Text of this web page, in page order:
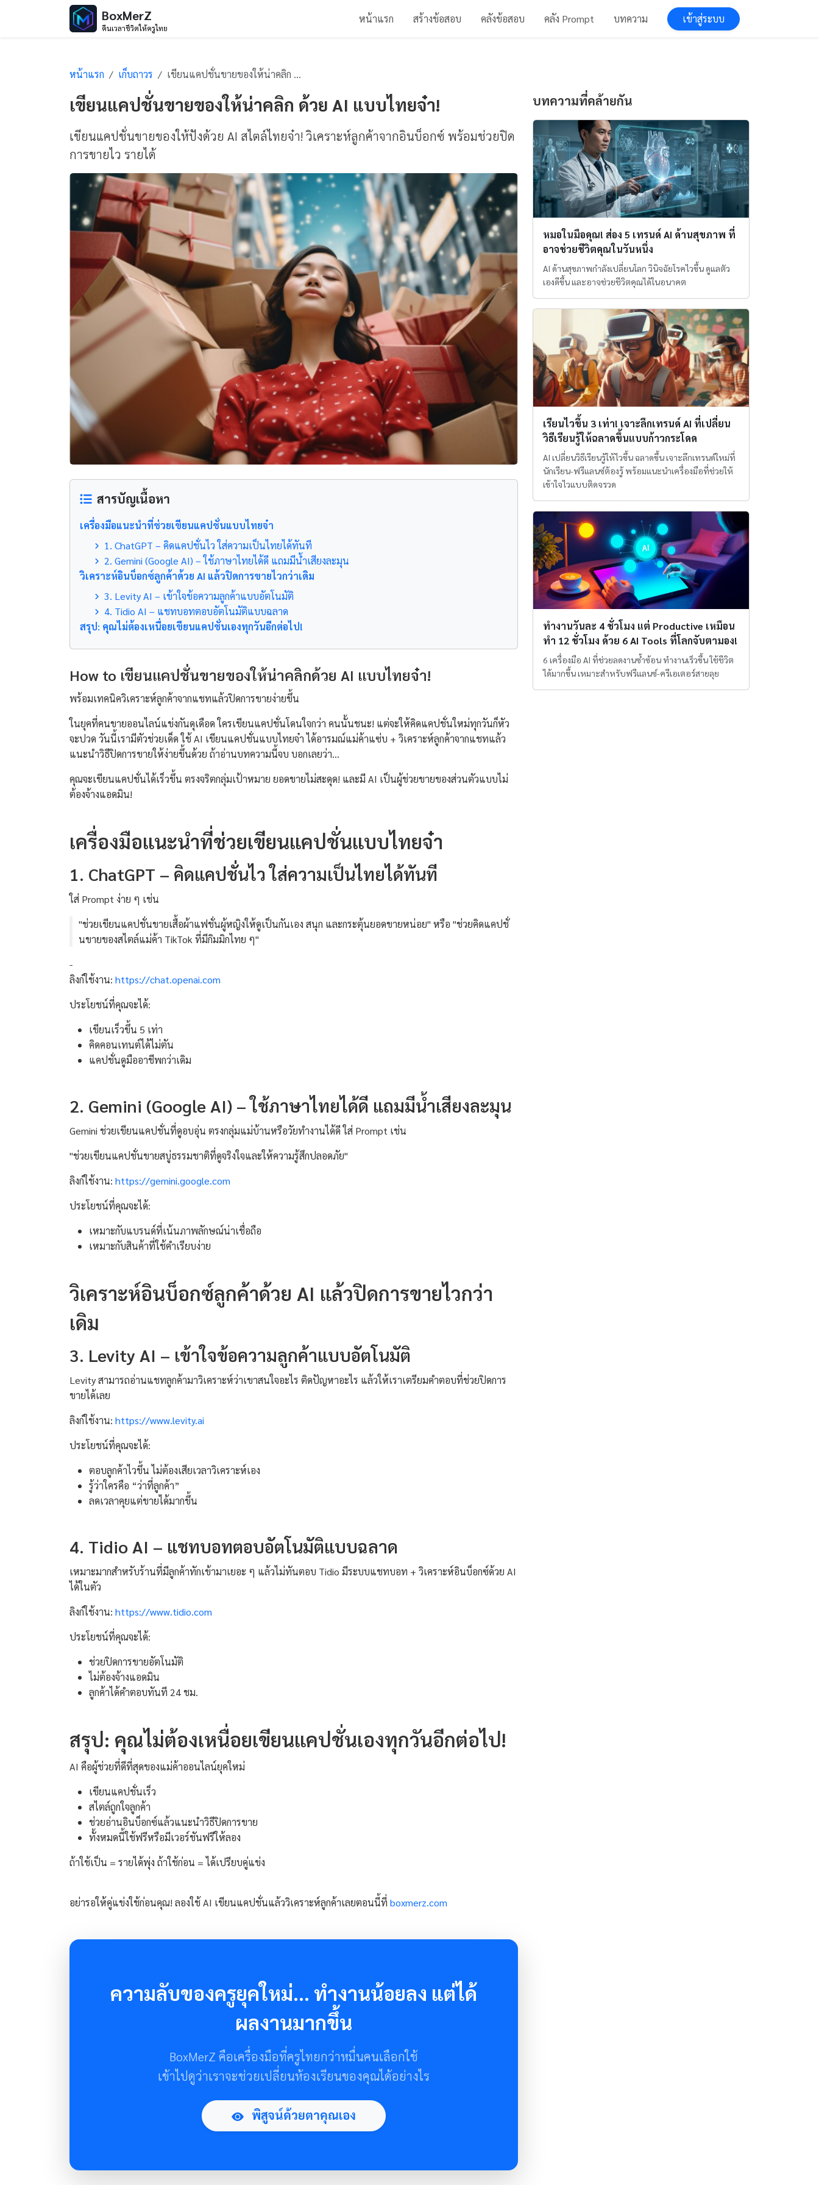
BoxMerZ
คืนเวลาชีวิตให้ครูไทย
หน้าแรก สร้างข้อสอบ คลังข้อสอบ คลัง Prompt บทความ เข้าสู่ระบบ
หน้าแรก เก็บถาวร เขียนแคปชั่นขายของให้น่าคลิก ด้วย AI แบบไทยจ๋า!
เขียนแคปชั่นขายของให้น่าคลิก ด้วย AI แบบไทยจ๋า!
เขียนแคปชั่นขายของให้ปังด้วย AI สไตล์ไทยจ๋า! วิเคราะห์ลูกค้าจากอินบ็อกซ์ พร้อมช่วยปิด
การขายไว รายได้
สารบัญเนื้อหา
เครื่องมือแนะนำที่ช่วยเขียนแคปชั่นแบบไทยจ๋า
1. ChatGPT – คิดแคปชั่นไว ใส่ความเป็นไทยได้ทันที
2. Gemini (Google AI) – ใช้ภาษาไทยได้ดี แถมมีน้ำเสียงละมุน
วิเคราะห์อินบ็อกซ์ลูกค้าด้วย AI แล้วปิดการขายไวกว่าเดิม
3. Levity AI – เข้าใจข้อความลูกค้าแบบอัตโนมัติ
4. Tidio AI – แชทบอทตอบอัตโนมัติแบบฉลาด
สรุป: คุณไม่ต้องเหนื่อยเขียนแคปชั่นเองทุกวันอีกต่อไป!
How to เขียนแคปชั่นขายของให้น่าคลิกด้วย AI แบบไทยจ๋า!
พร้อมเทคนิควิเคราะห์ลูกค้าจากแชทแล้วปิดการขายง่ายขึ้น
ในยุคที่คนขายออนไลน์แข่งกันดุเดือด ใครเขียนแคปชั่นโดนใจกว่า คนนั้นชนะ! แต่จะให้คิดแคปชั่นใหม่ทุกวันก็หัว
จะปวด วันนี้เรามีตัวช่วยเด็ด ใช้ AI เขียนแคปชั่นแบบไทยจ๋า ได้อารมณ์แม่ค้าแซ่บ + วิเคราะห์ลูกค้าจากแชทแล้ว
แนะนำวิธีปิดการขายให้ง่ายขึ้นด้วย ถ้าอ่านบทความนี้จบ บอกเลยว่า...
คุณจะเขียนแคปชั่นได้เร็วขึ้น ตรงจริตกลุ่มเป้าหมาย ยอดขายไม่สะดุด! และมี AI เป็นผู้ช่วยขายของส่วนตัวแบบไม่
ต้องจ้างแอดมิน!
เครื่องมือแนะนำที่ช่วยเขียนแคปชั่นแบบไทยจ๋า
1. ChatGPT – คิดแคปชั่นไว ใส่ความเป็นไทยได้ทันที
ใส่ Prompt ง่าย ๆ เช่น
"ช่วยเขียนแคปชั่นขายเสื้อผ้าแฟชั่นผู้หญิงให้ดูเป็นกันเอง สนุก และกระตุ้นยอดขายหน่อย" หรือ "ช่วยคิดแคปชั่
นขายของสไตล์แม่ค้า TikTok ที่มีกิมมิกไทย ๆ"
-
ลิงก์ใช้งาน: https://chat.openai.com
ประโยชน์ที่คุณจะได้:
เขียนเร็วขึ้น 5 เท่า
คิดคอนเทนต์ได้ไม่ตัน
แคปชั่นดูมืออาชีพกว่าเดิม
2. Gemini (Google AI) – ใช้ภาษาไทยได้ดี แถมมีน้ำเสียงละมุน
Gemini ช่วยเขียนแคปชั่นที่ดูอบอุ่น ตรงกลุ่มแม่บ้านหรือวัยทำงานได้ดี ใส่ Prompt เช่น
"ช่วยเขียนแคปชั่นขายสบู่ธรรมชาติที่ดูจริงใจและให้ความรู้สึกปลอดภัย"
ลิงก์ใช้งาน: https://gemini.google.com
ประโยชน์ที่คุณจะได้:
เหมาะกับแบรนด์ที่เน้นภาพลักษณ์น่าเชื่อถือ
เหมาะกับสินค้าที่ใช้คำเรียบง่าย
วิเคราะห์อินบ็อกซ์ลูกค้าด้วย AI แล้วปิดการขายไวกว่า
เดิม
3. Levity AI – เข้าใจข้อความลูกค้าแบบอัตโนมัติ
Levity สามารถอ่านแชทลูกค้ามาวิเคราะห์ว่าเขาสนใจอะไร ติดปัญหาอะไร แล้วให้เราเตรียมคำตอบที่ช่วยปิดการ
ขายได้เลย
ลิงก์ใช้งาน: https://www.levity.ai
ประโยชน์ที่คุณจะได้:
ตอบลูกค้าไวขึ้น ไม่ต้องเสียเวลาวิเคราะห์เอง
รู้ว่าใครคือ “ว่าที่ลูกค้า”
ลดเวลาคุยแต่ขายได้มากขึ้น
4. Tidio AI – แชทบอทตอบอัตโนมัติแบบฉลาด
เหมาะมากสำหรับร้านที่มีลูกค้าทักเข้ามาเยอะ ๆ แล้วไม่ทันตอบ Tidio มีระบบแชทบอท + วิเคราะห์อินบ็อกซ์ด้วย AI
ได้ในตัว
ลิงก์ใช้งาน: https://www.tidio.com
ประโยชน์ที่คุณจะได้:
ช่วยปิดการขายอัตโนมัติ
ไม่ต้องจ้างแอดมิน
ลูกค้าได้คำตอบทันที 24 ชม.
สรุป: คุณไม่ต้องเหนื่อยเขียนแคปชั่นเองทุกวันอีกต่อไป!
AI คือผู้ช่วยที่ดีที่สุดของแม่ค้าออนไลน์ยุคใหม่
เขียนแคปชั่นเร็ว
สไตล์ถูกใจลูกค้า
ช่วยอ่านอินบ็อกซ์แล้วแนะนำวิธีปิดการขาย
ทั้งหมดนี้ใช้ฟรีหรือมีเวอร์ชันฟรีให้ลอง
ถ้าใช้เป็น = รายได้พุ่ง ถ้าใช้ก่อน = ได้เปรียบคู่แข่ง
อย่ารอให้คู่แข่งใช้ก่อนคุณ! ลองใช้ AI เขียนแคปชั่นแล้ววิเคราะห์ลูกค้าเลยตอนนี้ที่ boxmerz.com
ความลับของครูยุคใหม่... ทำงานน้อยลง แต่ได้
ผลงานมากขึ้น
BoxMerZ คือเครื่องมือที่ครูไทยกว่าหมื่นคนเลือกใช้
เข้าไปดูว่าเราจะช่วยเปลี่ยนห้องเรียนของคุณได้อย่างไร
พิสูจน์ด้วยตาคุณเอง
บทความที่คล้ายกัน
หมอในมือคุณ! ส่อง 5 เทรนด์ AI ด้านสุขภาพ ที่
อาจช่วยชีวิตคุณในวันหนึ่ง
AI ด้านสุขภาพกำลังเปลี่ยนโลก วินิจฉัยโรคไวขึ้น ดูแลตัว
เองดีขึ้น และอาจช่วยชีวิตคุณได้ในอนาคต
เรียนไวขึ้น 3 เท่า! เจาะลึกเทรนด์ AI ที่เปลี่ยน
วิธีเรียนรู้ให้ฉลาดขึ้นแบบก้าวกระโดด
AI เปลี่ยนวิธีเรียนรู้ให้ไวขึ้น ฉลาดขึ้น เจาะลึกเทรนด์ใหม่ที่
นักเรียน-ฟรีแลนซ์ต้องรู้ พร้อมแนะนำเครื่องมือที่ช่วยให้
เข้าใจไวแบบติดจรวด
ทำงานวันละ 4 ชั่วโมง แต่ Productive เหมือน
ทำ 12 ชั่วโมง ด้วย 6 AI Tools ที่โลกจับตามอง!
6 เครื่องมือ AI ที่ช่วยลดงานซ้ำซ้อน ทำงานเร็วขึ้น ใช้ชีวิต
ได้มากขึ้น เหมาะสำหรับฟรีแลนซ์-ครีเอเตอร์สายลุย